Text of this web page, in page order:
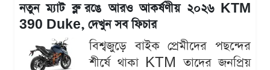
নতুন ম্যাট ব্লু রঙে আরও আকর্ষণীয় ২০২৬ KTM
390 Duke, দেখুন সব ফিচার
বিশ্বজুড়ে বাইক প্রেমীদের পছন্দের
শীর্ষে থাকা KTM তাদের জনপ্রিয়